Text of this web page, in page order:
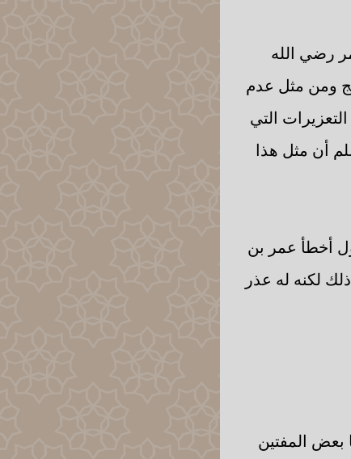
رضي الله
ومن مثل عدم
التي
أن مثل هذا
أخطأ عمر بن
لكنه له عذر
بعض المفتين